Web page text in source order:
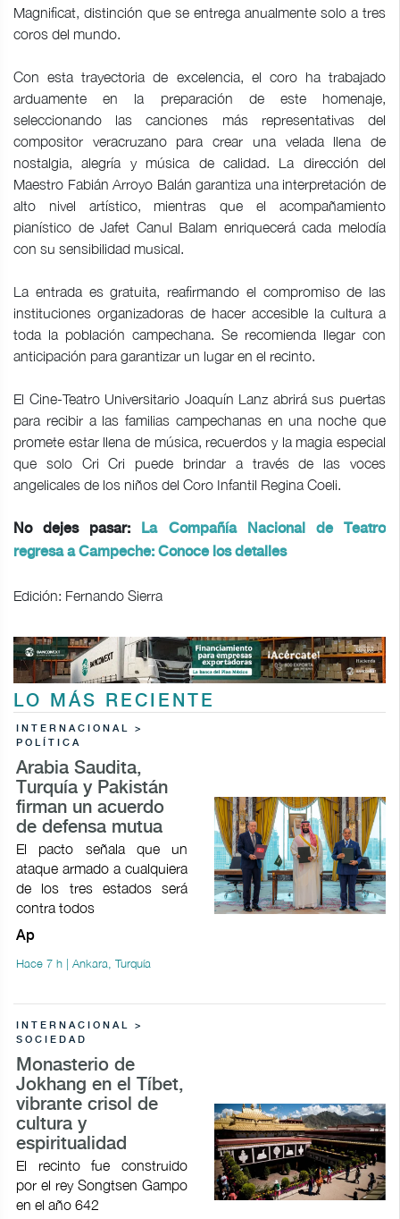
Magnificat, distinción que se entrega anualmente solo a tres
coros del mundo.
Con esta trayectoria de excelencia, el coro ha trabajado
arduamente en la preparación de este homenaje,
seleccionando las canciones más representativas del
compositor veracruzano para crear una velada llena de
nostalgia, alegría y música de calidad. La dirección del
Maestro Fabián Arroyo Balán garantiza una interpretación de
alto nivel artístico, mientras que el acompañamiento
pianístico de Jafet Canul Balam enriquecerá cada melodía
con su sensibilidad musical.
La entrada es gratuita, reafirmando el compromiso de las
instituciones organizadoras de hacer accesible la cultura a
toda la población campechana. Se recomienda llegar con
anticipación para garantizar un lugar en el recinto.
El Cine-Teatro Universitario Joaquín Lanz abrirá sus puertas
para recibir a las familias campechanas en una noche que
promete estar llena de música, recuerdos y la magia especial
que solo Cri Cri puede brindar a través de las voces
angelicales de los niños del Coro Infantil Regina Coeli.
No dejes pasar:
La Compañía Nacional de Teatro
regresa a Campeche: Conoce los detalles
Edición: Fernando Sierra
LO MÁS RECIENTE
INTERNACIONAL >
POLÍTICA
Arabia Saudita,
Turquía y Pakistán
firman un acuerdo
de defensa mutua
El pacto señala que un
ataque armado a cualquiera
de los tres estados será
contra todos
Ap
Hace 7 h | Ankara, Turquía
INTERNACIONAL >
SOCIEDAD
Monasterio de
Jokhang en el Tíbet,
vibrante crisol de
cultura y
espiritualidad
El recinto fue construido
por el rey Songtsen Gampo
en el año 642